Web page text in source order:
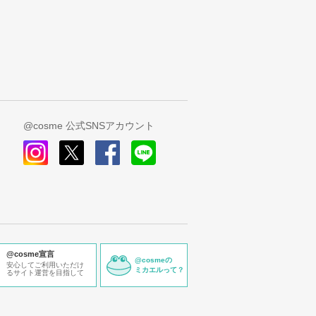
@cosme 公式SNSアカウント
@cosme宣言
安心してご利用いただけ
るサイト運営を目指して
@cosmeの
ミカエルって？